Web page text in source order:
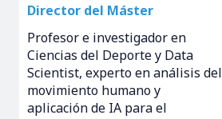
Director del Máster
Profesor e investigador en
Ciencias del Deporte y Data
Scientist, experto en análisis del
movimiento humano y
aplicación de IA para el